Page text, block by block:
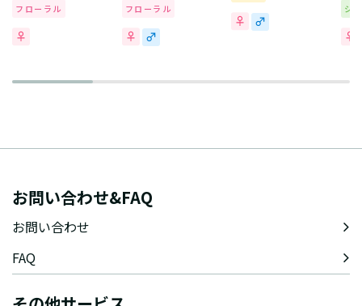
フローラル フローラル シ
お問い合わせ&FAQ
お問い合わせ
FAQ